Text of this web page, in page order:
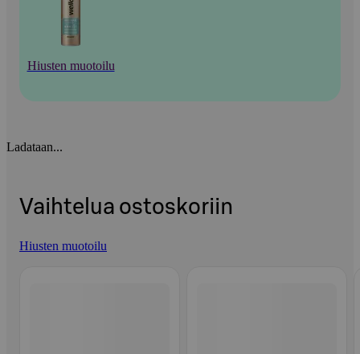
Hiusten muotoilu
Ladataan...
Vaihtelua ostoskoriin
Hiusten muotoilu